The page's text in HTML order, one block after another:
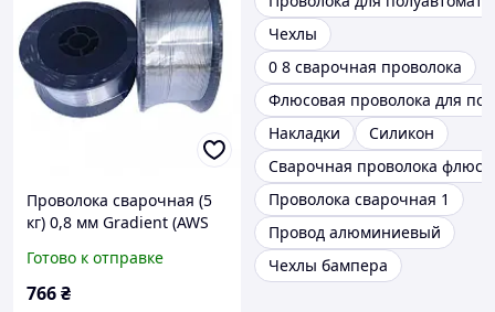
Проволока сварочная (5
кг) 0,8 мм Gradient (AWS
Готово к отправке
766₴
Чехлы
0 8 сварочная проволока
Флюсовая проволока для
Накладки
Силикон
Сварочная проволока
Проволока сварочная 1
Провод алюминиевый
Чехлы бампера